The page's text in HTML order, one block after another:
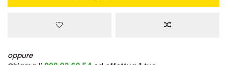
oppure